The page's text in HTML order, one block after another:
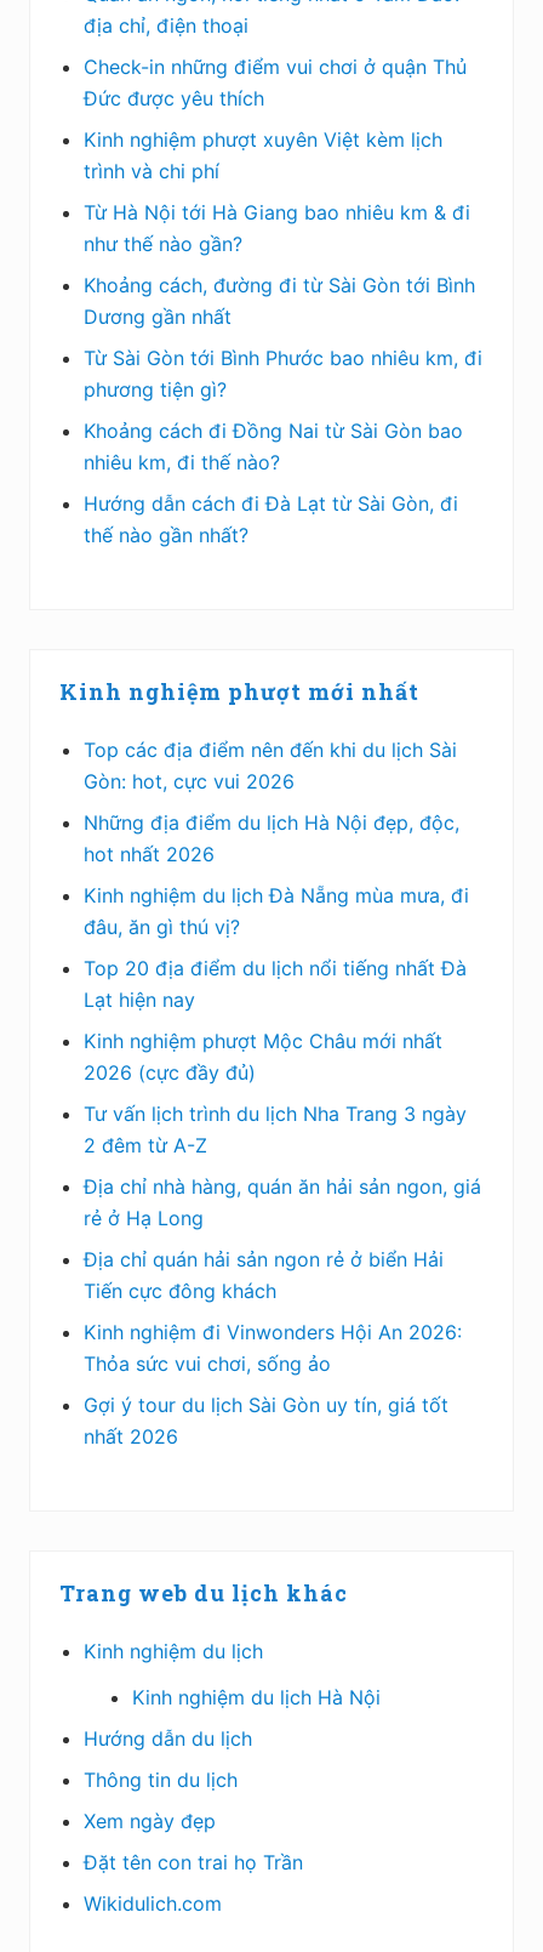
địa chỉ, điện thoại
Check-in những điểm vui chơi ở quận Thủ
Đức được yêu thích
Kinh nghiệm phượt xuyên Việt kèm lịch
trình và chi phí
Từ Hà Nội tới Hà Giang bao nhiêu km & đi
như thế nào gần?
Khoảng cách, đường đi từ Sài Gòn tới Bình
Dương gần nhất
Từ Sài Gòn tới Bình Phước bao nhiêu km, đi
phương tiện gì?
Khoảng cách đi Đồng Nai từ Sài Gòn bao
nhiêu km, đi thế nào?
Hướng dẫn cách đi Đà Lạt từ Sài Gòn, đi
thế nào gần nhất?
Kinh nghiệm phượt mới nhất
Top các địa điểm nên đến khi du lịch Sài
Gòn: hot, cực vui 2026
Những địa điểm du lịch Hà Nội đẹp, độc,
hot nhất 2026
Kinh nghiệm du lịch Đà Nẵng mùa mưa, đi
đâu, ăn gì thú vị?
Top 20 địa điểm du lịch nổi tiếng nhất Đà
Lạt hiện nay
Kinh nghiệm phượt Mộc Châu mới nhất
2026 (cực đầy đủ)
Tư vấn lịch trình du lịch Nha Trang 3 ngày
2 đêm từ A-Z
Địa chỉ nhà hàng, quán ăn hải sản ngon, giá
rẻ ở Hạ Long
Địa chỉ quán hải sản ngon rẻ ở biển Hải
Tiến cực đông khách
Kinh nghiệm đi Vinwonders Hội An 2026:
Thỏa sức vui chơi, sống ảo
Gợi ý tour du lịch Sài Gòn uy tín, giá tốt
nhất 2026
Trang web du lịch khác
Kinh nghiệm du lịch
Kinh nghiệm du lịch Hà Nội
Hướng dẫn du lịch
Thông tin du lịch
Xem ngày đẹp
Đặt tên con trai họ Trần
Wikidulich.com